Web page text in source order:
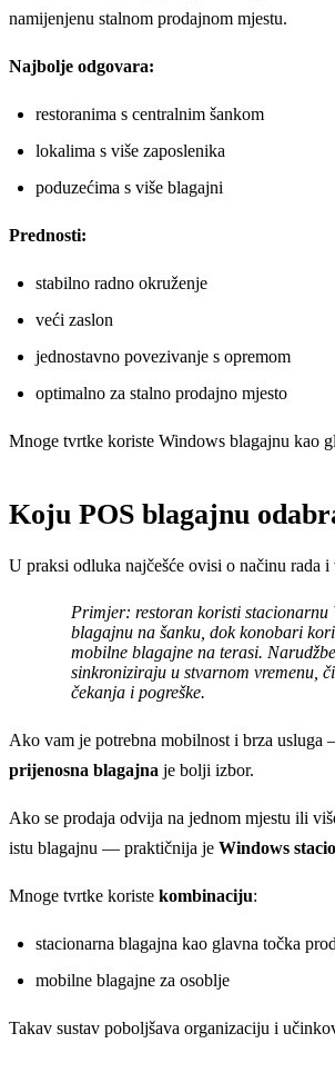
namijenjenu stalnom prodajnom mjestu.
Najbolje odgovara:
restoranima s centralnim šankom
lokalima s više zaposlenika
poduzećima s više blagajni
Prednosti:
stabilno radno okruženje
veći zaslon
jednostavno povezivanje s opremom
optimalno za stalno prodajno mjesto
Mnoge tvrtke koriste Windows blagajnu kao
Koju POS blagajnu
U praksi odluka najčešće ovisi o načinu rada
Primjer: restoran koristi stacionarnu
blagajnu na šanku, dok konobari
mobilne blagajne na terasi.
sinkroniziraju u stvarnom vremenu,
čekanja i pogreške.
Ako vam je potrebna mobilnost i brza usluga
prijenosna blagajna je bolji izbor.
Ako se prodaja odvija na jednom mjestu ili
istu blagajnu — praktičnija je Windows
Mnoge tvrtke koriste kombinaciju:
stacionarna blagajna kao glavna točka
mobilne blagajne za osoblje
Takav sustav poboljšava organizaciju i